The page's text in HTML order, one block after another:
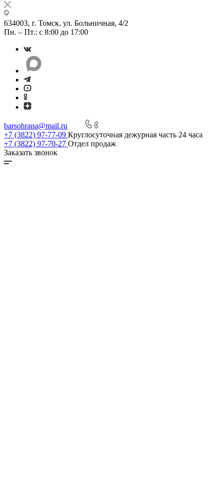
634003, г. Томск, ул. Больничная, 4/2
Пн. – Пт.: с 8:00 до 17:00
barsohrana@mail.ru
+7 (3822) 97-77-09 Круглосуточная дежурная часть 24 часа
+7 (3822) 97-70-27 Отдел продаж
Заказать звонок